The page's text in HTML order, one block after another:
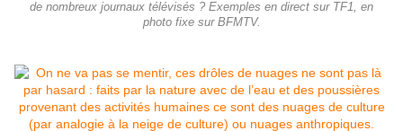
de nombreux journaux télévisés ? Exemples en direct sur TF1, en
photo fixe sur BFMTV.